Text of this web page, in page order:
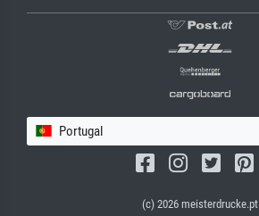
Portugal
(c) 2026 meisterdrucke.pt